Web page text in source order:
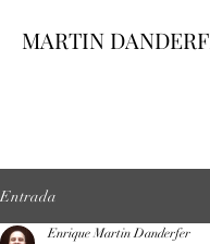
MARTIN
Entrada
Enrique Martin Danderfer